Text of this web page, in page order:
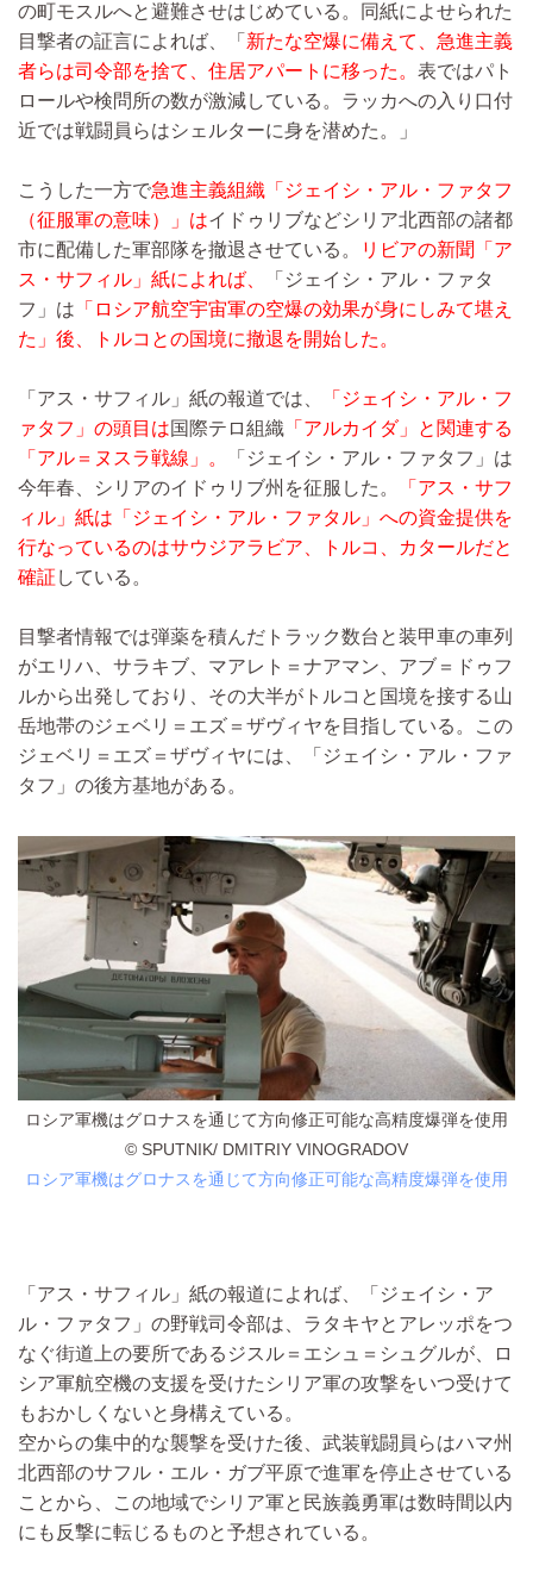
の町モスルへと避難させはじめている。同紙によせられた
目撃者の証言によれば、「 新たな空爆に備えて、急進主義
者らは司令部を捨て、住居アパートに移った。 表ではパト
ロールや検問所の数が激減している。ラッカへの入り口付
近では戦闘員らはシェルターに身を潜めた。」
こうした一方で急進主義組織「ジェイシ・アル・ファタフ
（征服軍の意味）」はイドゥリブなどシリア北西部の諸都
市に配備した軍部隊を撤退させている。
リビアの新聞「ア
ス・サフィル」紙によれば、
「ジェイシ・アル・ファタ
フ」は 「ロシア航空宇宙軍の空爆の効果が身にしみて堪え
た」後、トルコとの国境に撤退を開始した。
「アス・サフィル」紙の報道では、
「ジェイシ・アル・フ
ァタフ」の頭目は国際テロ組織 「アルカイダ」と関連する
「アル＝ヌスラ戦線」。
「ジェイシ・アル・ファタフ」は
今年春、シリアのイドゥリブ州を征服した。
「アス・サフ
ィル」紙は「ジェイシ・アル・ファタル」への資金提供を
行なっているのはサウジアラビア、トルコ、カタールだと
確証 している。
目撃者情報では弾薬を積んだトラック数台と装甲車の車列
がエリハ、サラキブ、マアレト＝ナアマン、アブ＝ドゥフ
ルから出発しており、その大半がトルコと国境を接する山
岳地帯のジェベリ＝エズ＝ザヴィヤを目指している。この
ジェベリ＝エズ＝ザヴィヤには、「ジェイシ・アル・ファ
タフ」の後方基地がある。
ロシア軍機はグロナスを通じて方向修正可能な高精度爆弾を使用
© SPUTNIK/ DMITRIY VINOGRADOV
ロシア軍機はグロナスを通じて方向修正可能な高精度爆弾を使用
「アス・サフィル」紙の報道によれば、「ジェイシ・ア
ル・ファタフ」の野戦司令部は、ラタキヤとアレッポをつ
なぐ街道上の要所であるジスル＝エシュ＝シュグルが、ロ
シア軍航空機の支援を受けたシリア軍の攻撃をいつ受けて
もおかしくないと身構えている。
空からの集中的な襲撃を受けた後、武装戦闘員らはハマ州
北西部のサフル・エル・ガブ平原で進軍を停止させている
ことから、この地域でシリア軍と民族義勇軍は数時間以内
にも反撃に転じるものと予想されている。